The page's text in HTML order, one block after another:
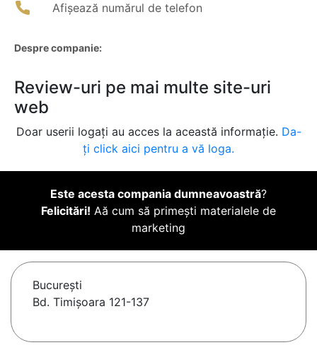
Afișează numărul de telefon
Despre companie:
Review-uri pe mai multe site-uri
web
Doar userii logați au acces la această informație. Da-
ți click aici pentru a vă loga.
Este acesta compania dumneavoastră?
Felicitări! Aă cum să primești materialele de
marketing
Bucureşti
Bd. Timișoara 121-137